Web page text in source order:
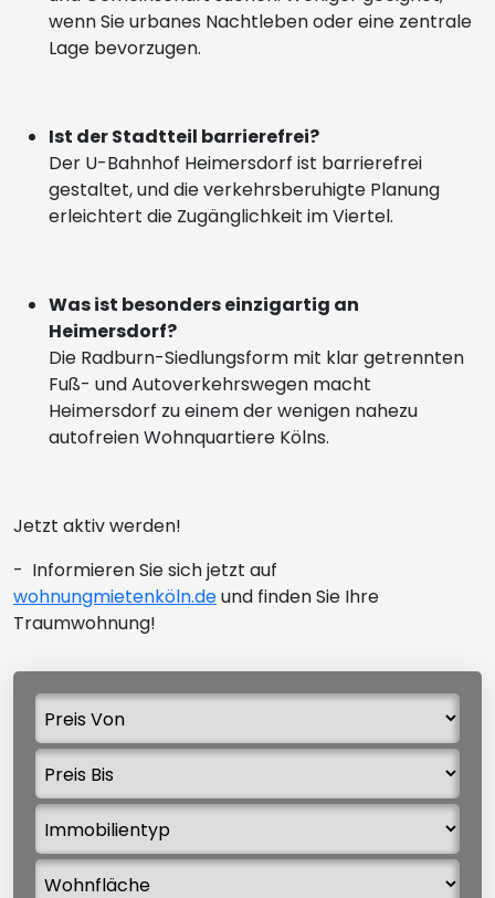
wenn Sie urbanes Nachtleben oder eine zentrale
Lage bevorzugen.
Ist der Stadtteil barrierefrei?
Der U-Bahnhof Heimersdorf ist barrierefrei
gestaltet, und die verkehrsberuhigte Planung
erleichtert die Zugänglichkeit im Viertel.
Was ist besonders einzigartig an
Heimersdorf?
Die Radburn-Siedlungsform mit klar getrennten
Fuß- und Autoverkehrswegen macht
Heimersdorf zu einem der wenigen nahezu
autofreien Wohnquartiere Kölns.
Jetzt aktiv werden!
- Informieren Sie sich jetzt auf
wohnungmietenköln.deund finden Sie Ihre
Traumwohnung!